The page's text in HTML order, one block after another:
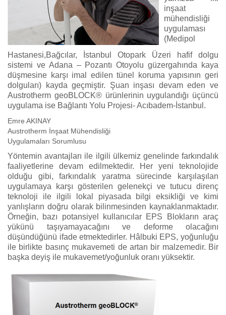
inşaat
mühendisliği
uygulaması
(Medipol
Hastanesi,Bağcılar, İstanbul Otopark Üzeri hafif dolgu
sistemi ve Adana – Pozantı Otoyolu güzergahında kaya
düşmesine karşı imal edilen tünel koruma yapısının geri
dolguları) kayda geçmiştir. Şuan inşası devam eden ve
Austrotherm geoBLOCK® ürünlerinin uygulandığı üçüncü
uygulama ise Bağlantı Yolu Projesi- Acıbadem-İstanbul.
Emre AKINAY
Austrotherm İnşaat Mühendisliği
Uygulamaları Sorumlusu
Yöntemin avantajları ile ilgili ülkemiz genelinde farkındalık
faaliyetlerine devam edilmektedir. Her yeni teknolojide
olduğu gibi, farkındalık yaratma sürecinde karşılaşılan
uygulamaya karşı gösterilen gelenekçi ve tutucu direnç
teknoloji ile ilgili lokal piyasada bilgi eksikliği ve kimi
yanlışların doğru olarak bilinmesinden kaynaklanmaktadır.
Örneğin, bazı potansiyel kullanıcılar EPS Blokların araç
yükünü taşıyamayacağını ve deforme olacağını
düşündüğünü ifade etmektedirler. Hâlbuki EPS, yoğunluğu
ile birlikte basınç mukavemeti de artan bir malzemedir. Bir
başka deyiş ile mukavemet/yoğunluk oranı yüksektir.